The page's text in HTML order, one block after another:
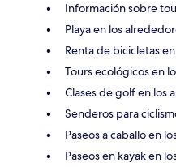
Información sobre
Playa en los
Renta de bicicletas
Tours ecológicos en
Clases de golf en los
Senderos para
Paseos a caballo en
Paseos en kayak en